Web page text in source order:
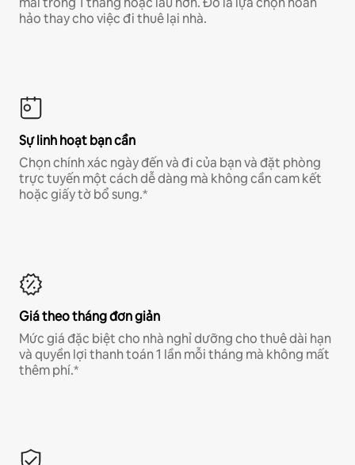
hảo thay cho việc đi thuê lại nhà.
Sự linh hoạt bạn cần
Chọn chính xác ngày đến và đi của bạn và đặt phòng
trực tuyến một cách dễ dàng mà không cần cam kết
hoặc giấy tờ bổ sung.*
Giá theo tháng đơn giản
Mức giá đặc biệt cho nhà nghỉ dưỡng cho thuê dài hạn
và quyền lợi thanh toán 1 lần mỗi tháng mà không mất
thêm phí.*